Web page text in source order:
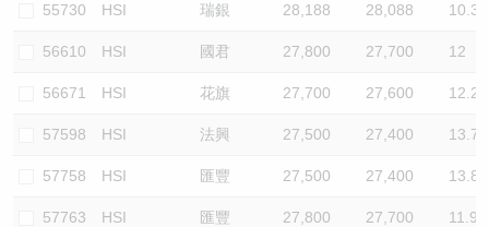
55730 HSI 瑞銀 28,188 28,088 10.3
56610 HSI 國君 27,800 27,700 12
56671 HSI 花旗 27,700 27,600 12.2
57598 HSI 法興 27,500 27,400 13.7
57758 HSI 匯豐 27,500 27,400 13.8
57763 HSI 匯豐 27,800 27,700 11.9